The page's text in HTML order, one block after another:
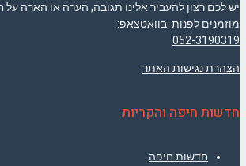
יש לכם רצון להעביר אלינו תגובה, הערה או הארה על
מוזמנים לפנות בוואטצאפ:
052-3190319
הצהרת נגישות האתר
חדשות חיפה והקריות
חדשות חיפה